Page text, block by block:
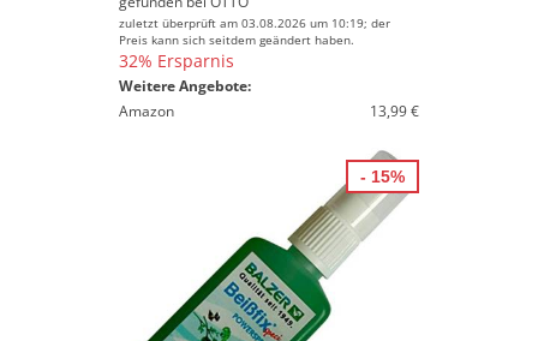
zuletzt überprüft am 03.08.2026 um 10:19; der
Preis kann sich seitdem geändert haben.
32% Ersparnis
Weitere Angebote:
Amazon
13,99 €
- 15%